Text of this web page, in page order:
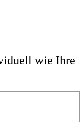
wie Ihre